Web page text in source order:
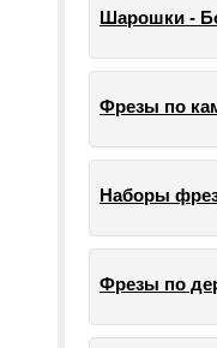
Шарошки -
Фрезы по
Наборы
Фрезы по